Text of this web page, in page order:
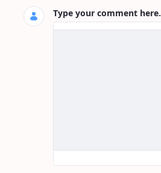
Type your comment here.